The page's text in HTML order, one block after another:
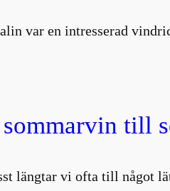
var en intresserad
till
längtar vi ofta till något